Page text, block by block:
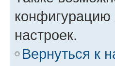
конфигурацию
настроек.
Вернуться к